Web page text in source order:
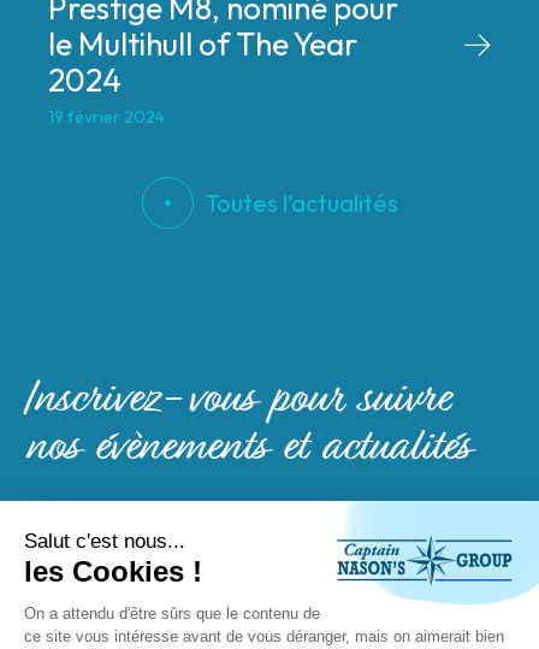
le Multihull of The Year
2024
19 février 2024
Toutes l’actualités
Inscrivez-vous pour suivre
nos évènements et actualités